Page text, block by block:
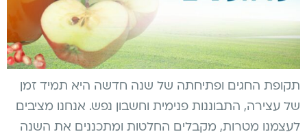
תקופת החגים ופתיחתה של שנה חדשה היא תמיד זמן
של עצירה, התבוננות פנימית וחשבון נפש. אנחנו מציבים
לעצמנו מטרות, מקבלים החלטות ומתכננים את השנה